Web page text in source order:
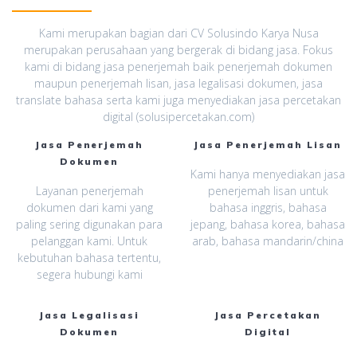
Kami merupakan bagian dari CV Solusindo Karya Nusa
merupakan perusahaan yang bergerak di bidang jasa. Fokus
kami di bidang jasa penerjemah baik penerjemah dokumen
maupun penerjemah lisan, jasa legalisasi dokumen, jasa
translate bahasa serta kami juga menyediakan jasa percetakan
digital (solusipercetakan.com)
Jasa Penerjemah
Dokumen
Layanan penerjemah
dokumen dari kami yang
paling sering digunakan para
pelanggan kami. Untuk
kebutuhan bahasa tertentu,
segera hubungi kami
Jasa Penerjemah Lisan
Kami hanya menyediakan jasa
penerjemah lisan untuk
bahasa inggris, bahasa
jepang, bahasa korea, bahasa
arab, bahasa mandarin/china
Jasa Legalisasi
Dokumen
Jasa Percetakan
Digital